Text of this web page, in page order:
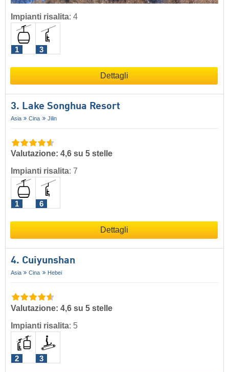
Impianti risalita: 4
1 3
Dettagli
3. Lake Songhua Resort
Asia Cina Jilin
Valutazione: 4,6 su 5 stelle
Impianti risalita: 7
1 6
Dettagli
4. Cuiyunshan
Asia Cina Hebei
Valutazione: 4,6 su 5 stelle
Impianti risalita: 5
2 3